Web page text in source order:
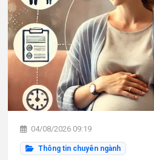
04/08/2026 09:19
Thông tin chuyên ngành